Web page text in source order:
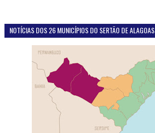
NOTÍCIAS DOS 26 MUNICÍPIOS DO SERTÃO DE ALAGOAS